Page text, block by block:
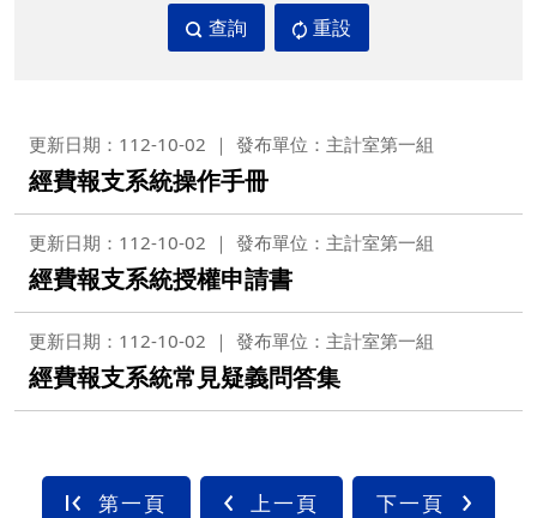
查詢 重設
更新日期：112-10-02 發布單位：主計室第一組
經費報支系統操作手冊
更新日期：112-10-02 發布單位：主計室第一組
經費報支系統授權申請書
更新日期：112-10-02 發布單位：主計室第一組
經費報支系統常見疑義問答集
第一頁 上一頁 下一頁